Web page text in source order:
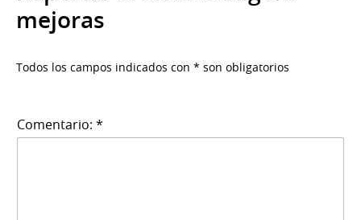
mejoras
Todos los campos indicados con * son obligatorios
Comentario: *